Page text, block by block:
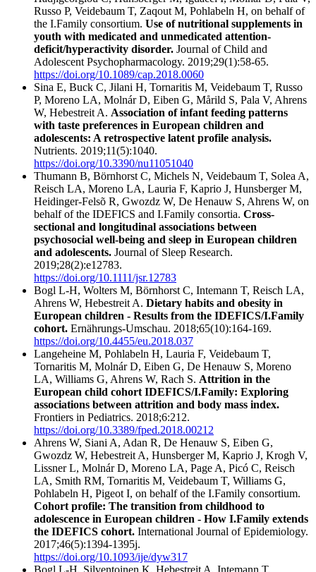
Russo P, Veidebaum T, Zaqout M, Pohlabeln H, on behalf of
the I.Family consortium. Use of nutritional supplements in
youth with medicated and unmedicated attention-
deficit/hyperactivity disorder. Journal of Child and
Adolescent Psychopharmacology. 2019;29(1):58-65.
https://doi.org/10.1089/cap.2018.0060
Sina E, Buck C, Jilani H, Tornaritis M, Veidebaum T, Russo
P, Moreno LA, Molnár D, Eiben G, Mårild S, Pala V, Ahrens
W, Hebestreit A. Association of infant feeding patterns
with taste preferences in European children and
adolescents: A retrospective latent profile analysis.
Nutrients. 2019;11(5):1040.
https://doi.org/10.3390/nu11051040
Thumann B, Börnhorst C, Michels N, Veidebaum T, Solea A,
Reisch LA, Moreno LA, Lauria F, Kaprio J, Hunsberger M,
Heidinger-Felsõ R, Gwozdz W, De Henauw S, Ahrens W, on
behalf of the IDEFICS and I.Family consortia. Cross-
sectional and longitudinal associations between
psychosocial well-being and sleep in European children
and adolescents. Journal of Sleep Research.
2019;28(2):e12783.
https://doi.org/10.1111/jsr.12783
Bogl L-H, Wolters M, Börnhorst C, Intemann T, Reisch LA,
Ahrens W, Hebestreit A. Dietary habits and obesity in
European children - Results from the IDEFICS/I.Family
cohort. Ernährungs-Umschau. 2018;65(10):164-169.
https://doi.org/10.4455/eu.2018.037
Langeheine M, Pohlabeln H, Lauria F, Veidebaum T,
Tornaritis M, Molnár D, Eiben G, De Henauw S, Moreno
LA, Williams G, Ahrens W, Rach S. Attrition in the
European child cohort IDEFICS/I.Family: Exploring
associations between attrition and body mass index.
Frontiers in Pediatrics. 2018;6:212.
https://doi.org/10.3389/fped.2018.00212
Ahrens W, Siani A, Adan R, De Henauw S, Eiben G,
Gwozdz W, Hebestreit A, Hunsberger M, Kaprio J, Krogh V,
Lissner L, Molnár D, Moreno LA, Page A, Picó C, Reisch
LA, Smith RM, Tornaritis M, Veidebaum T, Williams G,
Pohlabeln H, Pigeot I, on behalf of the I.Family consortium.
Cohort profile: The transition from childhood to
adolescence in European children - How I.Family extends
the IDEFICS cohort. International Journal of Epidemiology.
2017;46(5):1394-1395j.
https://doi.org/10.1093/ije/dyw317
Bogl L-H, Silventoinen K, Hebestreit A, Intemann T,